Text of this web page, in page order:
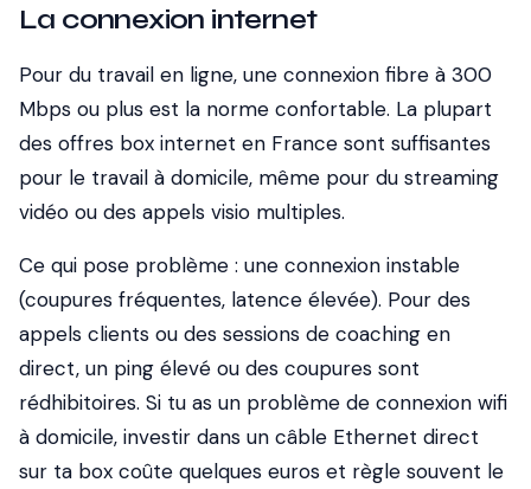
La connexion internet
Pour du travail en ligne, une connexion fibre à 300
Mbps ou plus est la norme confortable. La plupart
des offres box internet en France sont suffisantes
pour le travail à domicile, même pour du streaming
vidéo ou des appels visio multiples.
Ce qui pose problème : une connexion instable
(coupures fréquentes, latence élevée). Pour des
appels clients ou des sessions de coaching en
direct, un ping élevé ou des coupures sont
rédhibitoires. Si tu as un problème de connexion wifi
à domicile, investir dans un câble Ethernet direct
sur ta box coûte quelques euros et règle souvent le